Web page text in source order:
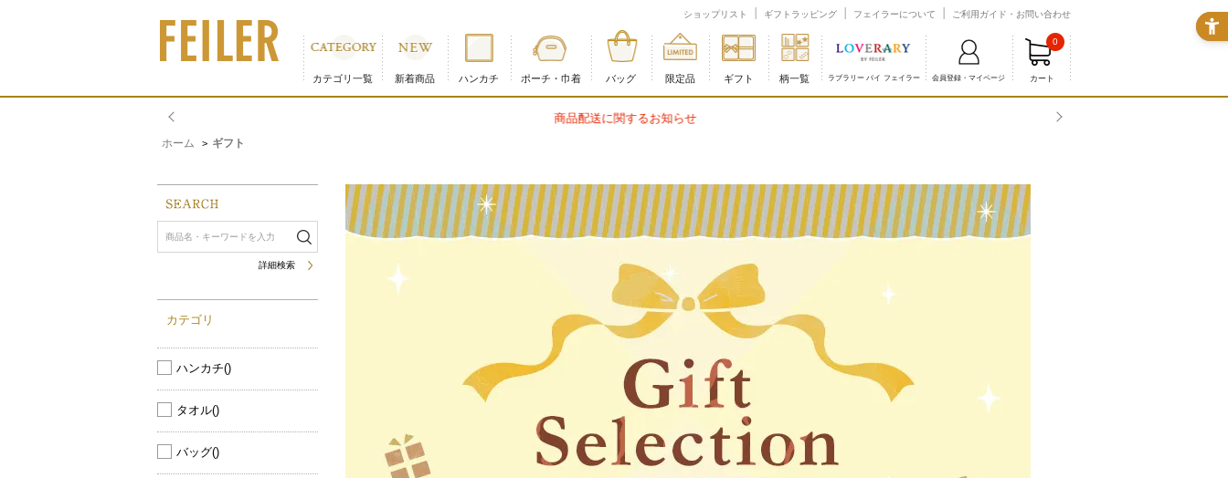
ショップリスト ギフトラッピング フェイラーについて ご利用ガイド・お問い合わせ
カテゴリ一覧 新着商品 ハンカチ ポーチ・巾着 バッグ 限定品 ギフト 柄一覧 ラブラリー バイ フェイラー 会員登録・マイページ カート
0
商品配送に関するお知らせ
ホーム > ギフト
詳細検索
カテゴリ
ハンカチ()
タオル()
バッグ()